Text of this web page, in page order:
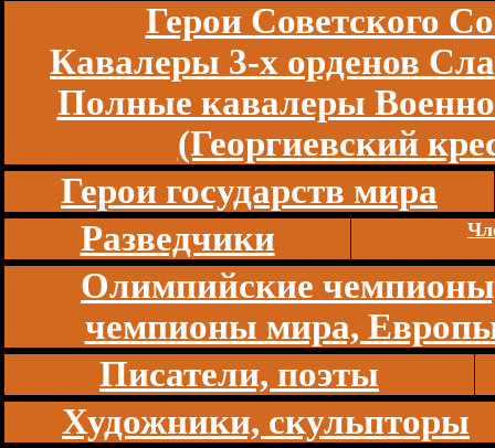
Герои Советского
Кавалеры 3-х орденов
Полные кавалеры
(Георгиевский
Герои государств мира
Разведчики
Олимпийские
чемпионы мира,
Писатели, поэты
Художники, скульпторы